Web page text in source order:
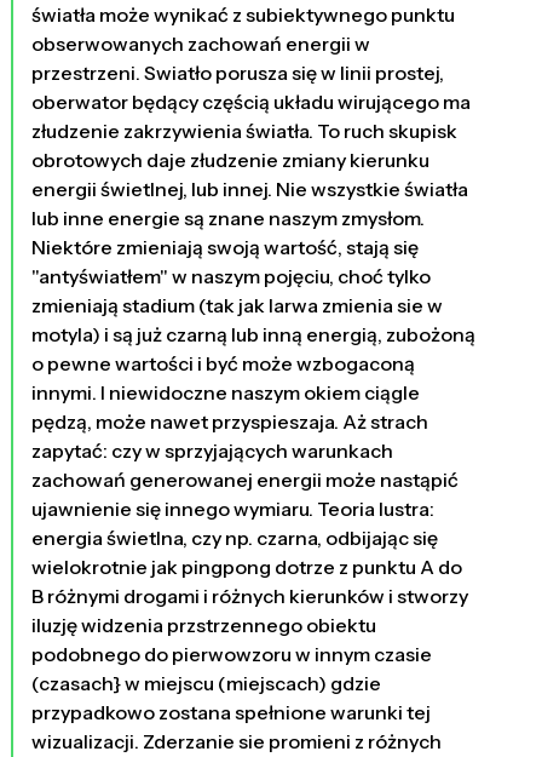
światła może wynikać z subiektywnego punktu
obserwowanych zachowań energii w
przestrzeni. Swiatło porusza się w linii prostej,
oberwator będący częścią układu wirującego ma
złudzenie zakrzywienia światła. To ruch skupisk
obrotowych daje złudzenie zmiany kierunku
energii świetlnej, lub innej. Nie wszystkie światła
lub inne energie są znane naszym zmysłom.
Niektóre zmieniają swoją wartość, stają się
"antyświatłem" w naszym pojęciu, choć tylko
zmieniają stadium (tak jak larwa zmienia sie w
motyla) i są już czarną lub inną energią, zubożoną
o pewne wartości i być może wzbogaconą
innymi. I niewidoczne naszym okiem ciągle
pędzą, może nawet przyspieszaja. Aż strach
zapytać: czy w sprzyjających warunkach
zachowań generowanej energii może nastąpić
ujawnienie się innego wymiaru. Teoria lustra:
energia świetlna, czy np. czarna, odbijając się
wielokrotnie jak pingpong dotrze z punktu A do
B różnymi drogami i różnych kierunków i stworzy
iluzję widzenia przstrzennego obiektu
podobnego do pierwowzoru w innym czasie
(czasach} w miejscu (miejscach) gdzie
przypadkowo zostana spełnione warunki tej
wizualizacji. Zderzanie sie promieni z różnych